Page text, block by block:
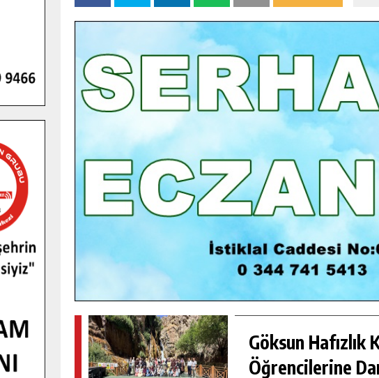
Göksun Hafızlık
Öğrencilerine
GÜNLÜK HABER AKIŞI
GENÇLER PUSULA MARAŞ KAMPINDA
YENI MEDYA VE FOTOĞRAFÇILIĞI